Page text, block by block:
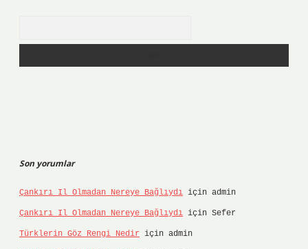
Son yorumlar
Çankırı Il Olmadan Nereye Bağlıydı için admin
Çankırı Il Olmadan Nereye Bağlıydı için Sefer
Türklerin Göz Rengi Nedir için admin